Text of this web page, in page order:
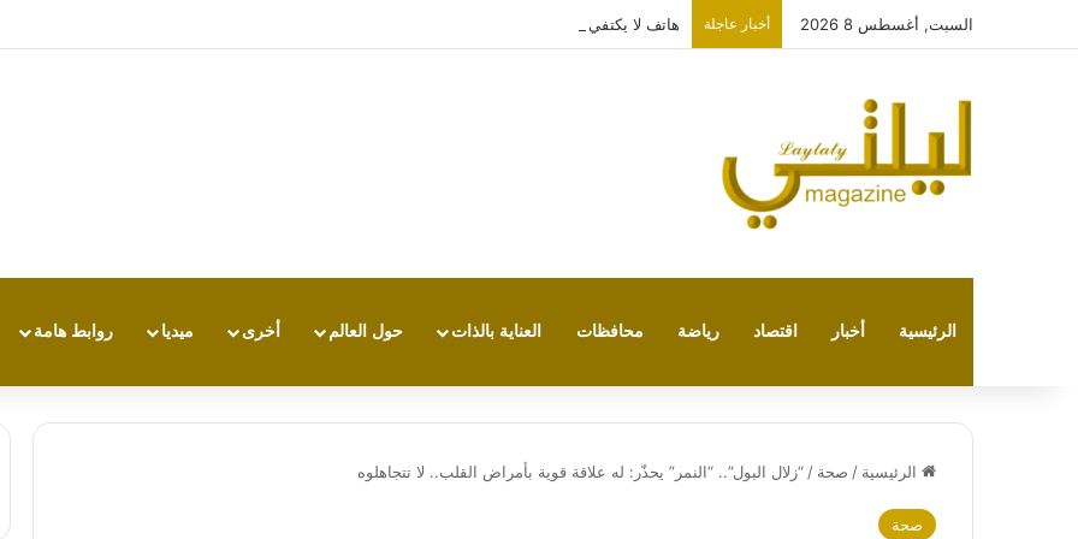
السبت, أغسطس 8 2026 أخبار عاجلة هاتف لا يكتفي بتشغيل نفسه: تجربة طاقة متقدمة مع HONOR X7e Plus 5G
الرئيسية أخبار اقتصاد رياضة محافظات العناية بالذات حول العالم أخرى ميديا روابط هامة
الرئيسية / صحة / “زلال البول”.. “النمر” يحذّر: له علاقة قوية بأمراض القلب.. لا تتجاهلوه
صحة